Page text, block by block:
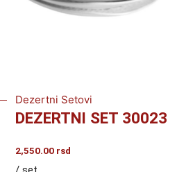
Dezertni Setovi
DEZERTNI SET 30023
2,550.00rsd